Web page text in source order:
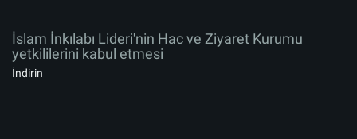
İslam İnkılabı Lideri'nin Hac ve Ziyaret Kurumu
yetkililerini kabul etmesi
İndirin